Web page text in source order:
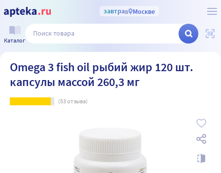
завтрав Москве
Каталог
Omega 3 fish oil рыбий жир 120 шт.
капсулы массой 260,3 мг
(53отзыва)